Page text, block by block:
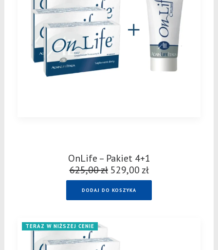
OnLife – Pakiet 4+1
625,00zł Pierwotna
cena
wynosiła:
529,00 złAktualna
cena
DODAJ DO KOSZYKA
TERAZ W NIŻSZEJ CENIE